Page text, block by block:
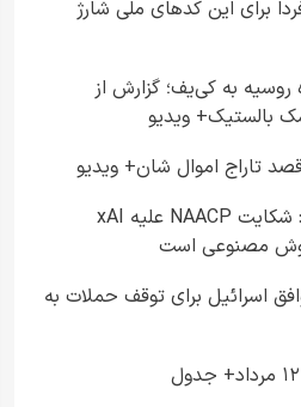
مرداد ۱۴۰۵ از فردا برای این کدهای ملی شارژ
به کی‌یف؛ گزارش از
تاراج اموال شان+ ویدیو
وزارت دادگستری آمریکا: شکایت NAACP علیه xAI
مصنوعی است
اسرائیل برای توقف حملات به